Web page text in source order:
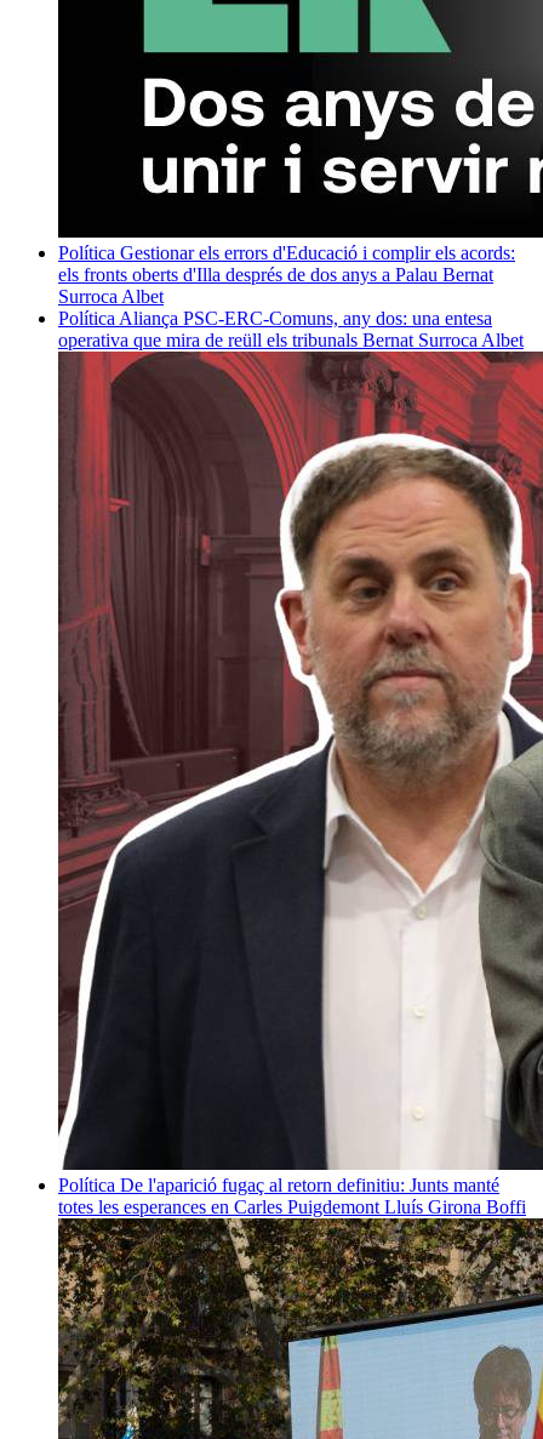
Política Gestionar els errors d'Educació i complir els acords:
els fronts oberts d'Illa després de dos anys a Palau Bernat
Surroca Albet
Política Aliança PSC-ERC-Comuns, any dos: una entesa
operativa que mira de reüll els tribunals Bernat Surroca Albet
Política De l'aparició fugaç al retorn definitiu: Junts manté
totes les esperances en Carles Puigdemont Lluís Girona Boffi